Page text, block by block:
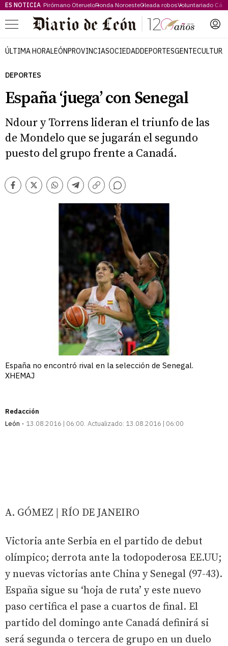
ES NOTICIA Pirómano OterueloRonda NoroesteOleada robosVoluntariado
Menú
ÚLTIMA HORALEÓNPROVINCIASOCIEDADDEPORTESGENTECULTURA
DEPORTES
España ‘juega’ con Senegal
Ndour y Torrens lideran el triunfo de las
de Mondelo que se jugarán el segundo
puesto del grupo frente a Canadá.
Facebook
TwitterWhatsappTelegram
Copiar
Comentarios
España no encontró rival en la selección de Senegal.
XHEMAJ
Redacción
León
13.08.2016 | 06:00 Actualizado: 13.08.2016 | 06:00
A. GÓMEZ | RÍO DE JANEIRO
Victoria ante Serbia en el partido de debut
olímpico; derrota ante la todopoderosa EE.UU;
y nuevas victorias ante China y Senegal (97-43).
España sigue su ‘hoja de ruta’ y este nuevo
paso certifica el pase a cuartos de final. El
partido del domingo ante Canadá definirá si
será segunda o tercera de grupo en un duelo